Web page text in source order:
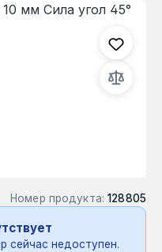
Номер продукта: 128805
сейчас недоступен.